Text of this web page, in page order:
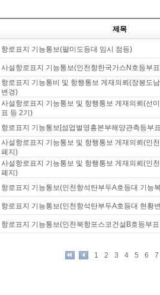
제목
항로표지 기능통보(팔미도등대 임시 점등)
사설항로표지 기능통보(인천항한국가스N호등부
항로표지 기능통비 및 항행통보 게재의뢰(장봉도
변경)
사설항로표지 기능통보 및 항행통보 게재의뢰(선
표 등 2기)
항로표지 기능통보[섬업벌영흥본부해양관측등부
사설항로표지 기능통보 및 항행통보 게재의뢰(인
폐지)
사설항로표지 기능통보 및 항행통보 게재의뢰(인
폐지)
항로표지 기능통보(인천항석탄부두A호등대 기능
항로표지 기능통보(인천항석탄부두A호등대 현황
항로표지 기능통보(인천북항포스코건설B호등부
1 2 3 4 5 6 7